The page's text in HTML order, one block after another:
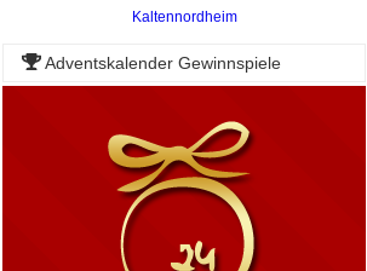
Kaltennordheim
Adventskalender Gewinnspiele